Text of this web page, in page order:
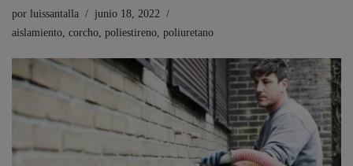
por luissantalla
junio 18, 2022
aislamiento, corcho, poliestireno, poliuretano